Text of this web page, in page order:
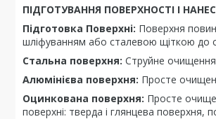
ПІДГОТУВАННЯ ПОВЕРХНОСТІ І
Підготовка Поверхні: Поверхня
шліфуванням або сталевою щіткою до
Стальна поверхня: Струйне очищення
Алюмінієва поверхня: Просте
Оцинкована поверхня: Просте
поверхні: тверда і глянцева